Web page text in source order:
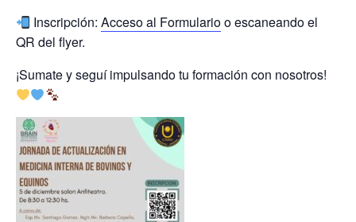
Inscripción:Acceso al Formularioo escaneando el
QR del flyer.
¡Sumate y seguí impulsando tu formación con nosotros!